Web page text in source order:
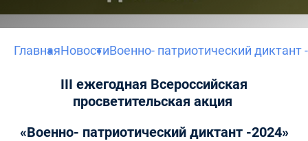
ГлавнаяНовостиВоенно- патриотический диктант
III ежегодная Всероссийская
просветительская акция
«Военно- патриотический диктант -2024»